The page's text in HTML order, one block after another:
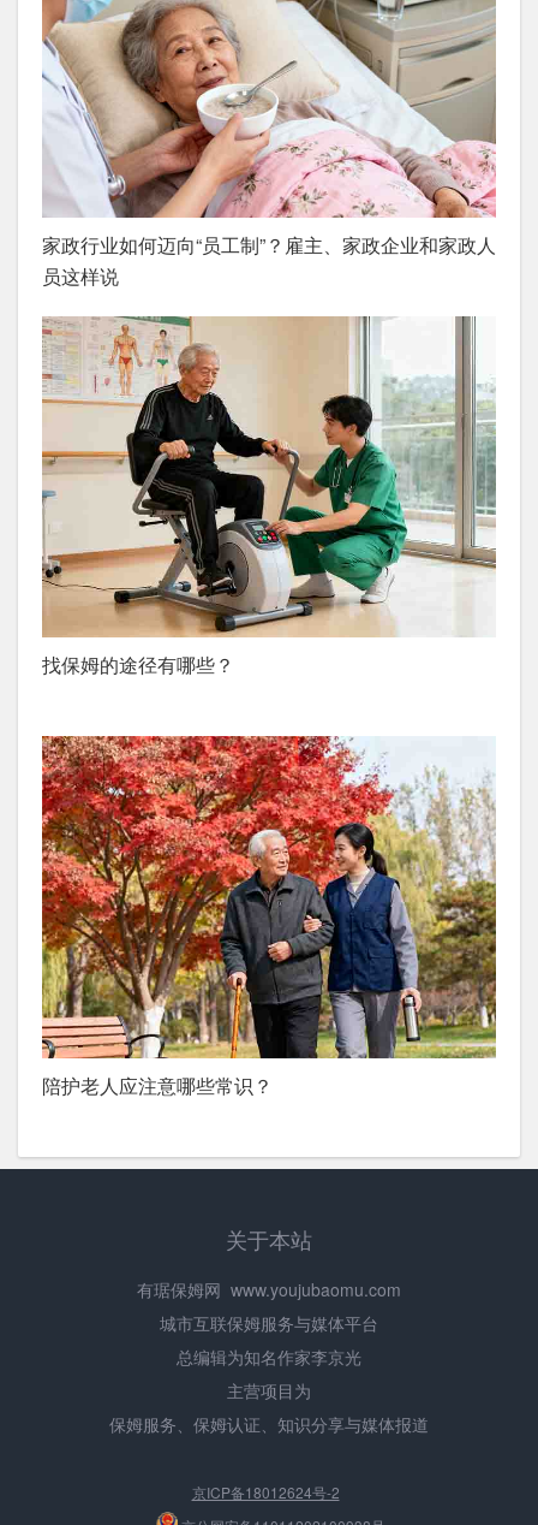
家政行业如何迈向“员工制”？雇主、家政企业和家政人
员这样说
找保姆的途径有哪些？
陪护老人应注意哪些常识？
关于本站
有琚保姆网 www.youjubaomu.com
城市互联保姆服务与媒体平台
总编辑为知名作家李京光
主营项目为
保姆服务、保姆认证、知识分享与媒体报道
京ICP备18012624号-2